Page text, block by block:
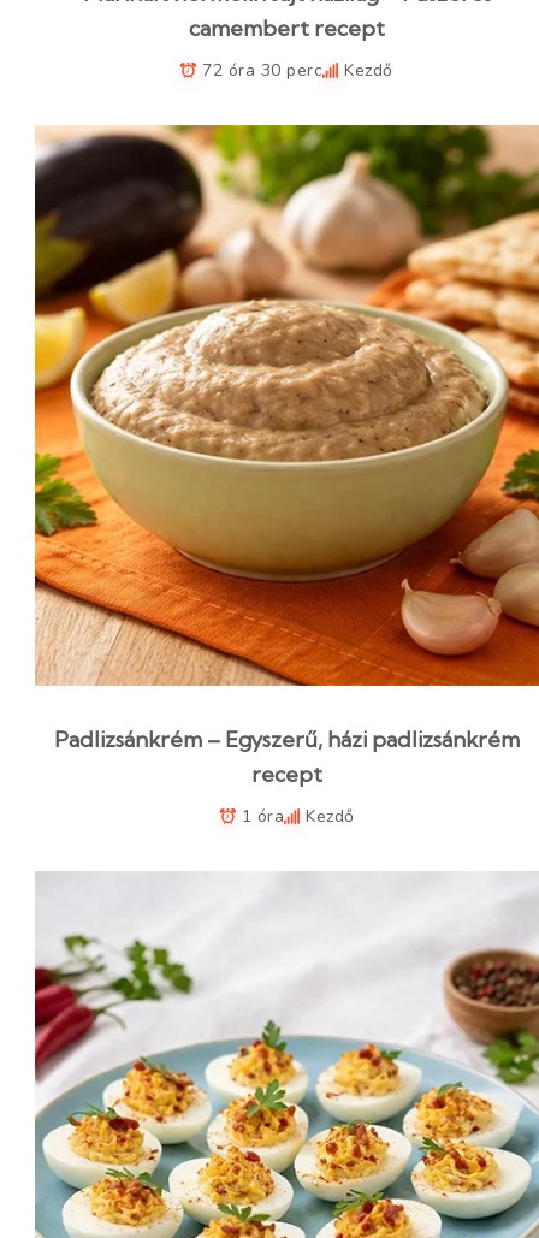
camembert recept
72 óra 30 perc Kezdő
Padlizsánkrém – Egyszerű, házi padlizsánkrém
recept
1 óra Kezdő